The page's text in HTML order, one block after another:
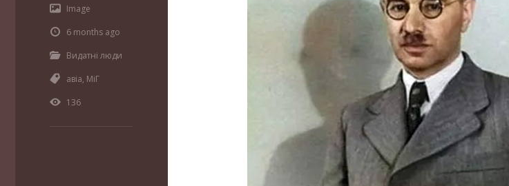
Image
6 months ago
Видатні люди
авіа, МіГ
136